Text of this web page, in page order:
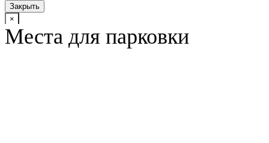
Закрыть
×
Места для парковки